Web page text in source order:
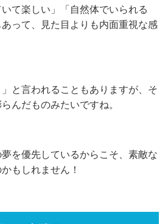
て楽しい」「自然体でいられる
って、見た目よりも内面重視な感
と言われることもありますが、そ
んだものみたいですね。
を優先しているからこそ、素敵な
もしれません！